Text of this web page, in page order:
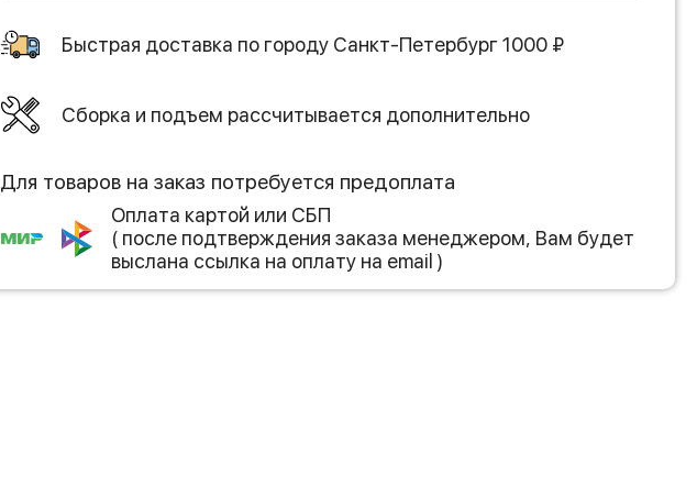
Быстрая доставка по городу Санкт-Петербург 1000 ₽
Сборка и подъем рассчитывается дополнительно
Для товаров на заказ потребуется предоплата
Оплата картой или СБП
( после подтверждения заказа менеджером, Вам будет
выслана ссылка на оплату на email )